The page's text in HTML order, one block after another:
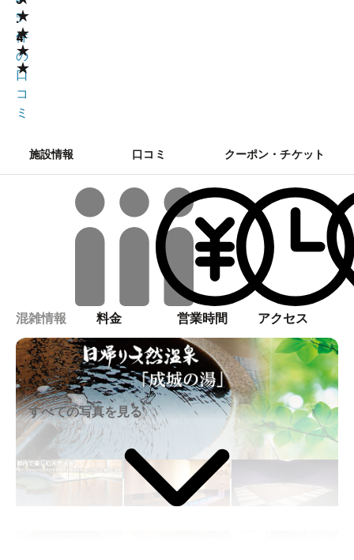
★
★
★
★
.
4
5
件
の
口
コ
ミ
施設情報 口コミ クーポン・チケット
混雑情報 料金 営業時間 アクセス
すべての写真を見る